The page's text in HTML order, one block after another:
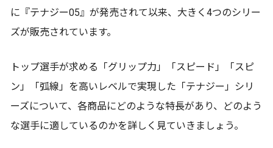
に『テナジー05』が発売されて以来、大きく4つのシリー
ズが販売されています。
トップ選手が求める「グリップ力」「スピード」「スピ
ン」「弧線」を高いレベルで実現した「テナジー」シリ
ーズについて、各商品にどのような特長があり、どのよう
な選手に適しているのかを詳しく見ていきましょう。